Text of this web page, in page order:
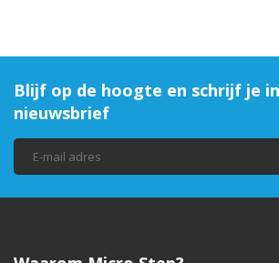
Blijf op de hoogte en schrijf je
nieuwsbrief